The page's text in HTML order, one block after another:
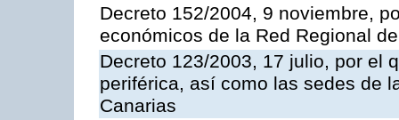
Decreto 152/2004, 9 noviembre,
económicos de la Red Regional
Decreto 123/2003, 17 julio, por el
periférica, así como las sedes de
Canarias